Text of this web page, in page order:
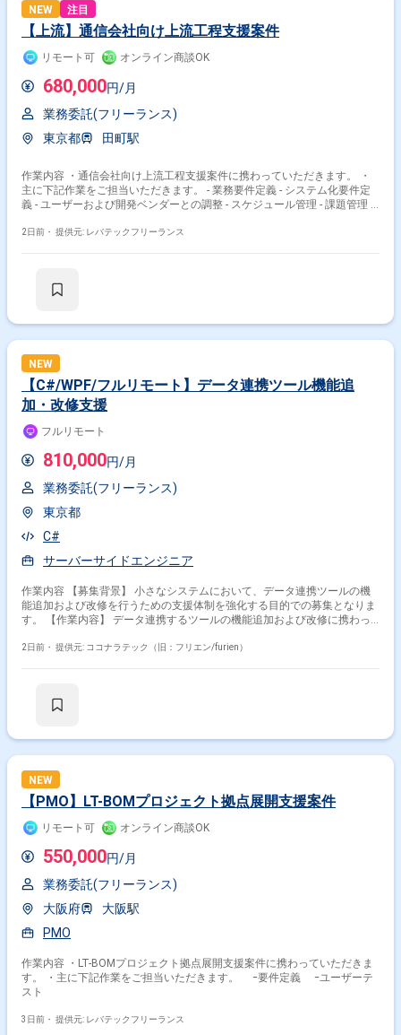
設計・コーディングの効率化に取り組めるため、新しい技術への知見も広
げていただけます。 【開発環境】 Java / Linux / DB2 / 生成AIツールを利
用して開発・保守を行っていただきます。
NEW 注目
【上流】通信会社向け上流工程支援案件
リモート可 オンライン商談OK
680,000円/月
業務委託(フリーランス)
東京都
田町駅
作業内容 ・通信会社向け上流工程支援案件に携わっていただきます。 ・
主に下記作業をご担当いただきます。 - 業務要件定義 - システム化要件定
義 - ユーザーおよび開発ベンダーとの調整 - スケジュール管理 - 課題管理 -
2日前・ 提供元: レバテックフリーランス
NEW
【C#/WPF/フルリモート】データ連携ツール機能追
加・改修支援
フルリモート
810,000円/月
業務委託(フリーランス)
東京都
C#
サーバーサイドエンジニア
作業内容 【募集背景】 小さなシステムにおいて、データ連携ツールの機
能追加および改修を行うための支援体制を強化する目的での募集となりま
す。 【作業内容】 データ連携するツールの機能追加および改修に携わっ
用いて、基本設計から結合テストまで一連の工程をご担当いただきます。
規模なシステムであるため、上流工程から結合テストまで幅広い工程に関
MVVM(Model-View-ViewModel)パターンを採用した構成となります。
2日前・ 提供元: ココナラテック（旧：フリエン/furien）
NEW
【PMO】LT-BOMプロジェクト拠点展開支援案件
リモート可 オンライン商談OK
550,000円/月
業務委託(フリーランス)
大阪府
大阪駅
PMO
作業内容 ・LT-BOMプロジェクト拠点展開支援案件に携わっていただきま
す。 ・主に下記作業をご担当いただきます。 ｰ要件定義 ｰユーザーテ
スト
3日前・ 提供元: レバテックフリーランス